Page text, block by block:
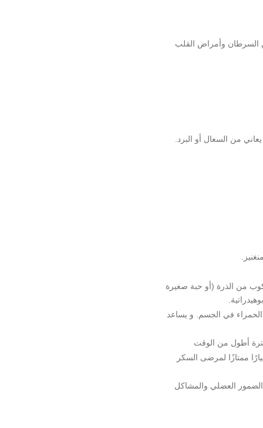
السرطان وأمراض القلب
من السعال أو البرد.
من الذرة (أو حبة صغيرة
خلايا الدم الحمراء في الجسم. و يساعد
أطول من الوقت
ممتازًا لمرضى السكر
العضلي والمشاكل